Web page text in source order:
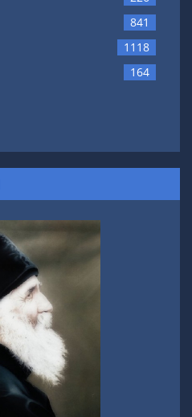
841
1118
164